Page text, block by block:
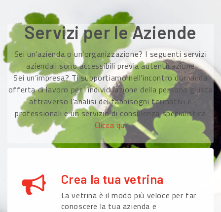
Servizi per le Aziende
Sei un’azienda o un’organizzazione? I seguenti servizi
aziendali sono accessibili previa autenticazione
Sei un’impresa? Ti supportiamo nell’incontro domanda
offerta di lavoro per l’individuazione della persona giusta
attraverso l’analisi dei fabbisogni formativi e
professionali e un servizio di consulenza specialistica
Clicca qui
Crea la tua vetrina
La vetrina è il modo più veloce per far
conoscere la tua azienda e